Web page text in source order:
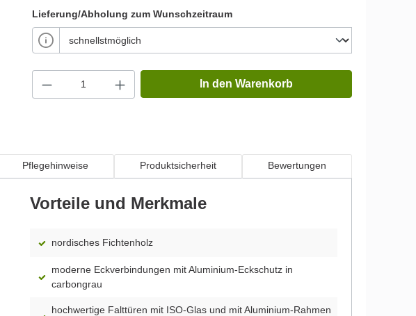
Lieferung/Abholung zum Wunschzeitraum
In den Warenkorb
Pflegehinweise Produktsicherheit Bewertungen
Vorteile und Merkmale
nordisches Fichtenholz
moderne Eckverbindungen mit Aluminium-Eckschutz in
carbongrau
hochwertige Falttüren mit ISO-Glas und mit Aluminium-Rahmen